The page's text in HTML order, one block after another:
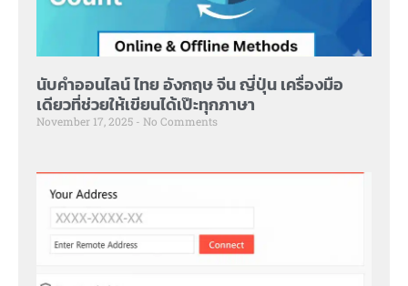
นับคำออนไลน์ ไทย อังกฤษ จีน ญี่ปุ่น เครื่องมือ
เดียวที่ช่วยให้เขียนได้เป๊ะทุกภาษา
November 17, 2025 No Comments